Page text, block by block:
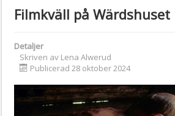
Filmkväll på
Detaljer
Skriven av Lena Alwerud
Publicerad 28 oktober 2024